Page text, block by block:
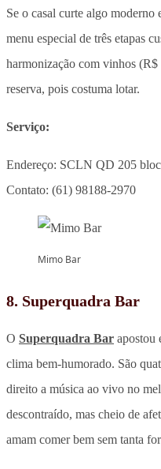
Se o casal curte algo moderno
menu especial de três etapas
harmonização com vinhos
reserva, pois costuma lotar.
Serviço:
Endereço: SCLN QD 205
Contato: (61) 98188-2970
Mimo Bar
8. Superquadra Bar
O Superquadra Bar apostou
clima bem-humorado. São
direito a música ao vivo no
descontraído, mas cheio de
amam comer bem sem tanta